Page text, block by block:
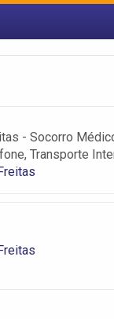
- Socorro
Transporte